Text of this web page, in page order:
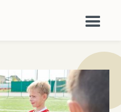
Supérieur de la
Populaire et du